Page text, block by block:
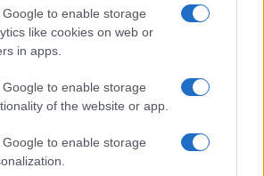
to enable storage
like cookies on web or
in apps.
to enable storage
of the website or app.
to enable storage
fa, perché non fa; se fa, poteva
mano alla Corte dei conti
La famosa “paura della firma”
della politica:
e dirigenti conoscono